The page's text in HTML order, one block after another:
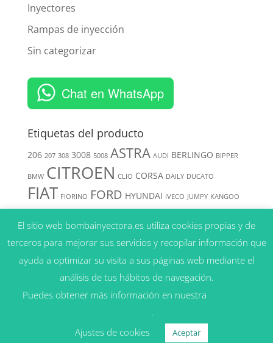
Inyectores
Rampas de inyección
Sin categorizar
Chat en WhatsApp
Etiquetas del producto
206 207 308 3008 5008 ASTRA AUDI BERLINGO BIPPER
BMW CITROEN CLIO CORSA DAILY DUCATO
FIAT FIORINO FORD HYUNDAI IVECO JUMPY KANGOO
MERCEDESMERIVA
NISSAN
OPEL PAJERO PATHFINDER PEUGEOT
RENAULT SHOGUN SPRINTER SUZUKI TRANSIT
VAUXHALL VECTRA VOLKSWAGEN VOLVO
El sitio web bombainyectora.es utiliza cookies propias y de
terceros para mejorar sus servicios y recopilar información que
ayuda a optimizar su visita a sus páginas web mediante el
análisis de tus hábitos de navegación.
Puedes obtener más información en nuestra
.
Ajustes de cookies
Aceptar